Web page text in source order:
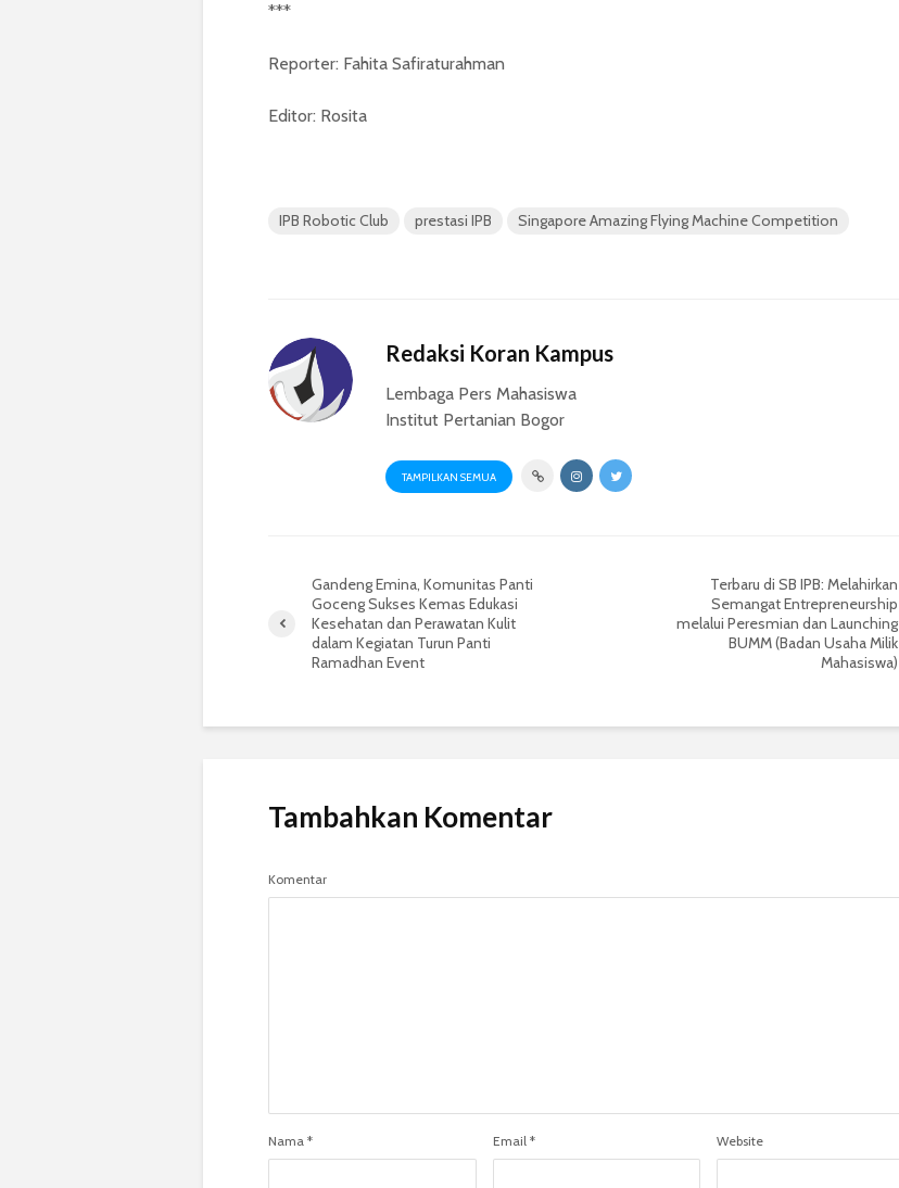
***
Reporter: Fahita Safiraturahman
Editor: Rosita
IPB Robotic Club prestasi IPB Singapore Amazing Flying Machine Competition
Redaksi Koran Kampus
Lembaga Pers Mahasiswa
Institut Pertanian Bogor
TAMPILKAN SEMUA
Gandeng Emina, Komunitas Panti
Goceng Sukses Kemas Edukasi
Kesehatan dan Perawatan Kulit
dalam Kegiatan Turun Panti
Ramadhan Event
Terbaru di SB IPB: Melahirkan
Semangat Entrepreneurship
melalui Peresmian dan Launching
BUMM (Badan Usaha Milik
Mahasiswa)
Tambahkan Komentar
Komentar
Nama * Email* Website